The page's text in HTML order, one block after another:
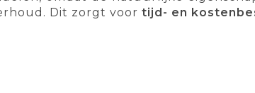
Dit zorgt voor tijd- en